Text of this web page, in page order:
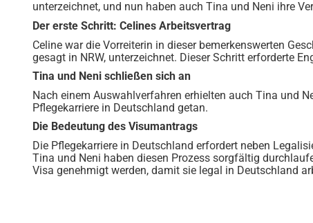
unterzeichnet, und nun haben auch Tina und Neni ihre
Der erste Schritt: Celines Arbeitsvertrag
Celine war die Vorreiterin in dieser bemerkenswerten
gesagt in NRW, unterzeichnet. Dieser Schritt erforderte
Tina und Neni schließen sich an
Nach einem Auswahlverfahren erhielten auch Tina und
Pflegekarriere in Deutschland getan.
Die Bedeutung des Visumantrags
Die Pflegekarriere in Deutschland erfordert neben
Tina und Neni haben diesen Prozess sorgfältig
Visa genehmigt werden, damit sie legal in Deutschland